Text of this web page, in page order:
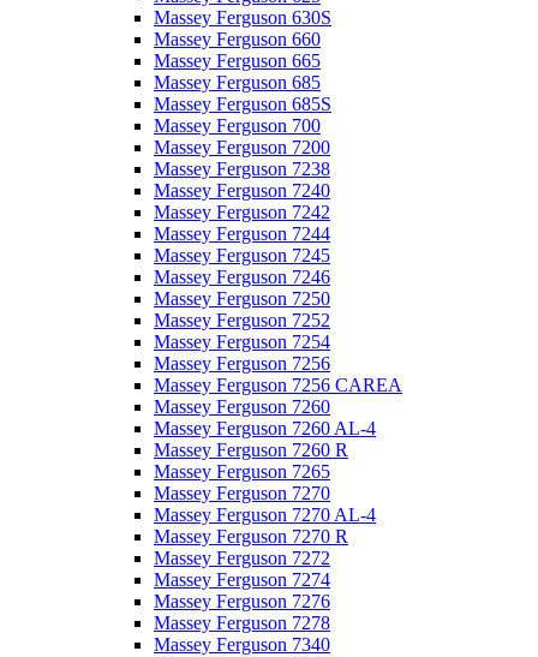
Massey Ferguson 630S
Massey Ferguson 660
Massey Ferguson 665
Massey Ferguson 685
Massey Ferguson 685S
Massey Ferguson 700
Massey Ferguson 7200
Massey Ferguson 7238
Massey Ferguson 7240
Massey Ferguson 7242
Massey Ferguson 7244
Massey Ferguson 7245
Massey Ferguson 7246
Massey Ferguson 7250
Massey Ferguson 7252
Massey Ferguson 7254
Massey Ferguson 7256
Massey Ferguson 7256 CAREA
Massey Ferguson 7260
Massey Ferguson 7260 AL-4
Massey Ferguson 7260 R
Massey Ferguson 7265
Massey Ferguson 7270
Massey Ferguson 7270 AL-4
Massey Ferguson 7270 R
Massey Ferguson 7272
Massey Ferguson 7274
Massey Ferguson 7276
Massey Ferguson 7278
Massey Ferguson 7340